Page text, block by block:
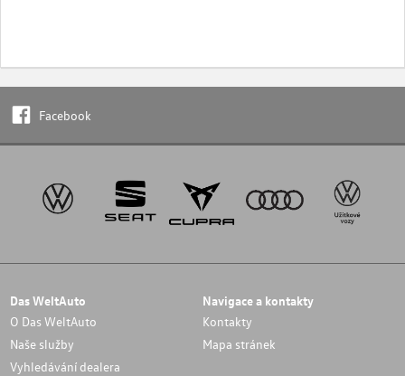
Facebook
Das WeltAuto
O Das WeltAuto
Naše služby
Vyhledávání dealera
Navigace a kontakty
Kontakty
Mapa stránek